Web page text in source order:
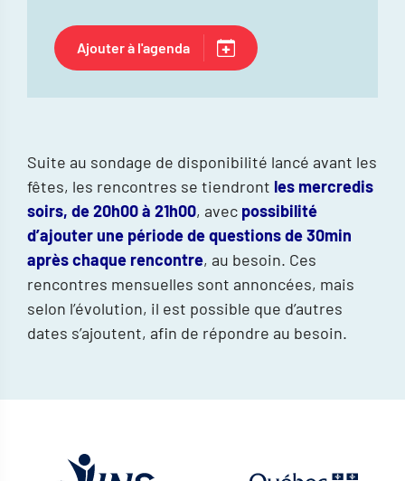
Suite au sondage de disponibilité lancé avant les
fêtes, les rencontres se tiendront les mercredis
soirs, de 20h00 à 21h00, avec possibilité
d’ajouter une période de questions de 30min
après chaque rencontre, au besoin. Ces
rencontres mensuelles sont annoncées, mais
selon l’évolution, il est possible que d’autres
dates s’ajoutent, afin de répondre au besoin.
Ajouter à l'agenda